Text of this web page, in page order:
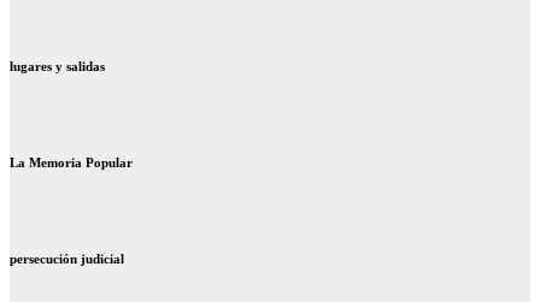
lugares y salidas
La Memoria Popular
persecución judicial